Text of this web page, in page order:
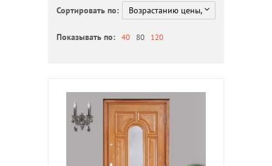
Сортировать по:
Показывать по: 40 80 120